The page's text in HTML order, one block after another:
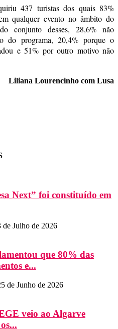
437 turistas dos quais 83%
qualquer evento no âmbito do
conjunto desses, 28,6% não
do programa, 20,4% porque o
e 51% por outro motivo não
Liliana Lourencinho com Lusa
Next” foi constituído em
de Julho de 2026
que 80% das
e...
de Junho de 2026
veio ao Algarve